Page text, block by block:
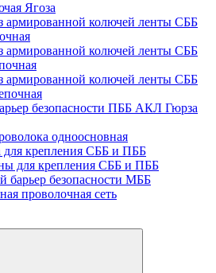
Ягоза
армированной колючей ленты СББ
армированной колючей ленты СББ
армированной колючей ленты СББ
безопасности ПББ АКЛ Гюрза
одноосновная
для крепления СББ и ПББ
для крепления СББ и ПББ
барьер безопасности МББ
проволочная сеть